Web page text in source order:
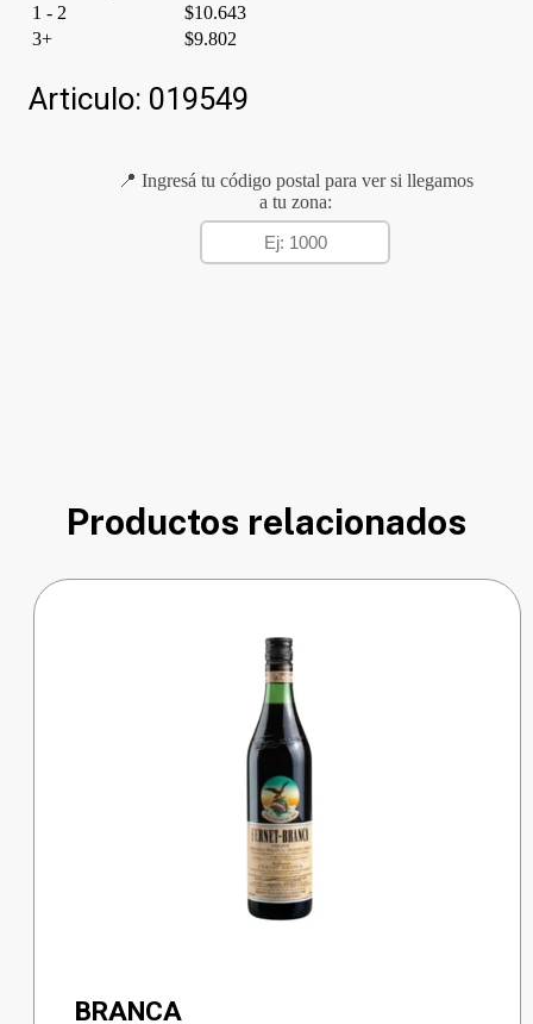
1 - 2
$10.643
3+
$9.802
Articulo: 019549
📍 Ingresá tu código postal para ver si llegamos
a tu zona:
Productos relacionados
BRANCA